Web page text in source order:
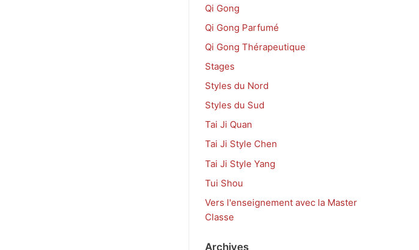
Qi Gong
Qi Gong Parfumé
Qi Gong Thérapeutique
Stages
Styles du Nord
Styles du Sud
Tai Ji Quan
Tai Ji Style Chen
Tai Ji Style Yang
Tui Shou
Vers l'enseignement avec la Master
Classe
Archives